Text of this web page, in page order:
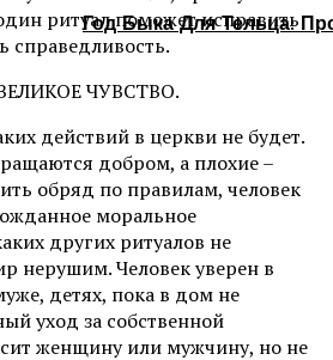
Год Быка Для Тельца:
ритуал поможет исправить
справедливость.
ЧУВСТВО.
действий в церкви не будет.
добром, а плохие –
обряд по правилам, человек
моральное
других ритуалов не
нерушим. Человек уверен в
детях, пока в дом не
уход за собственной
женщину или мужчину, но не